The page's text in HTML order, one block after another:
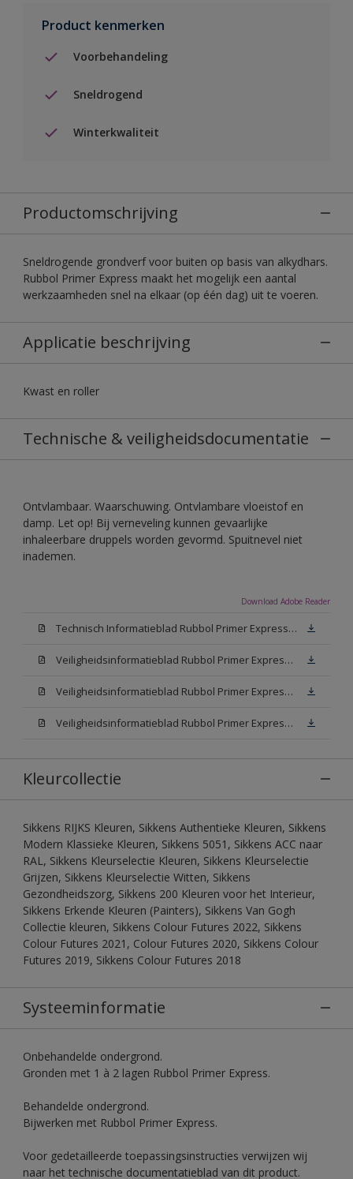
Product kenmerken
Voorbehandeling
Sneldrogend
Winterkwaliteit
Productomschrijving
Sneldrogende grondverf voor buiten op basis van alkydhars.
Rubbol Primer Express maakt het mogelijk een aantal
werkzaamheden snel na elkaar (op één dag) uit te voeren.
Applicatie beschrijving
Kwast en roller
Technische & veiligheidsdocumentatie
Ontvlambaar. Waarschuwing. Ontvlambare vloeistof en
damp. Let op! Bij verneveling kunnen gevaarlijke
inhaleerbare druppels worden gevormd. Spuitnevel niet
inademen.
Download Adobe Reader
Technisch Informatieblad Rubbol Primer Express (PDF)
Veiligheidsinformatieblad Rubbol Primer Express White (MSDS)
Veiligheidsinformatieblad Rubbol Primer Express W05 (MSDS)
Veiligheidsinformatieblad Rubbol Primer Express N00 (MSDS)
Kleurcollectie
Sikkens RIJKS Kleuren, Sikkens Authentieke Kleuren, Sikkens
Modern Klassieke Kleuren, Sikkens 5051, Sikkens ACC naar
RAL, Sikkens Kleurselectie Kleuren, Sikkens Kleurselectie
Grijzen, Sikkens Kleurselectie Witten, Sikkens
Gezondheidszorg, Sikkens 200 Kleuren voor het Interieur,
Sikkens Erkende Kleuren (Painters), Sikkens Van Gogh
Collectie kleuren, Sikkens Colour Futures 2022, Sikkens
Colour Futures 2021, Colour Futures 2020, Sikkens Colour
Futures 2019, Sikkens Colour Futures 2018
Systeeminformatie
Onbehandelde ondergrond.
Gronden met 1 à 2 lagen Rubbol Primer Express.
Behandelde ondergrond.
Bijwerken met Rubbol Primer Express.
Voor gedetailleerde toepassingsinstructies verwijzen wij
naar het technische documentatieblad van dit product.